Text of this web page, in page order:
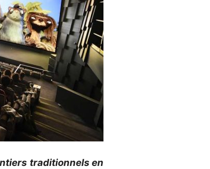
traditionnels en